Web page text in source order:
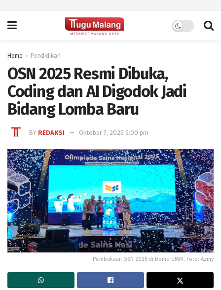
Home Pendidikan
OSN 2025 Resmi Dibuka,
Coding dan AI Digodok Jadi
Bidang Lomba Baru
BY REDAKSI Oktober 7, 2025 5:00 pm
Pembukaan OSN 2025 di Dome UMM. Foto: Azmy